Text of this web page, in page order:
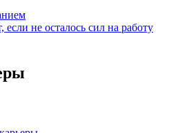
не осталось сил на работу